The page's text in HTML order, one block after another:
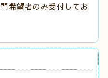
希望者のみ受付してお